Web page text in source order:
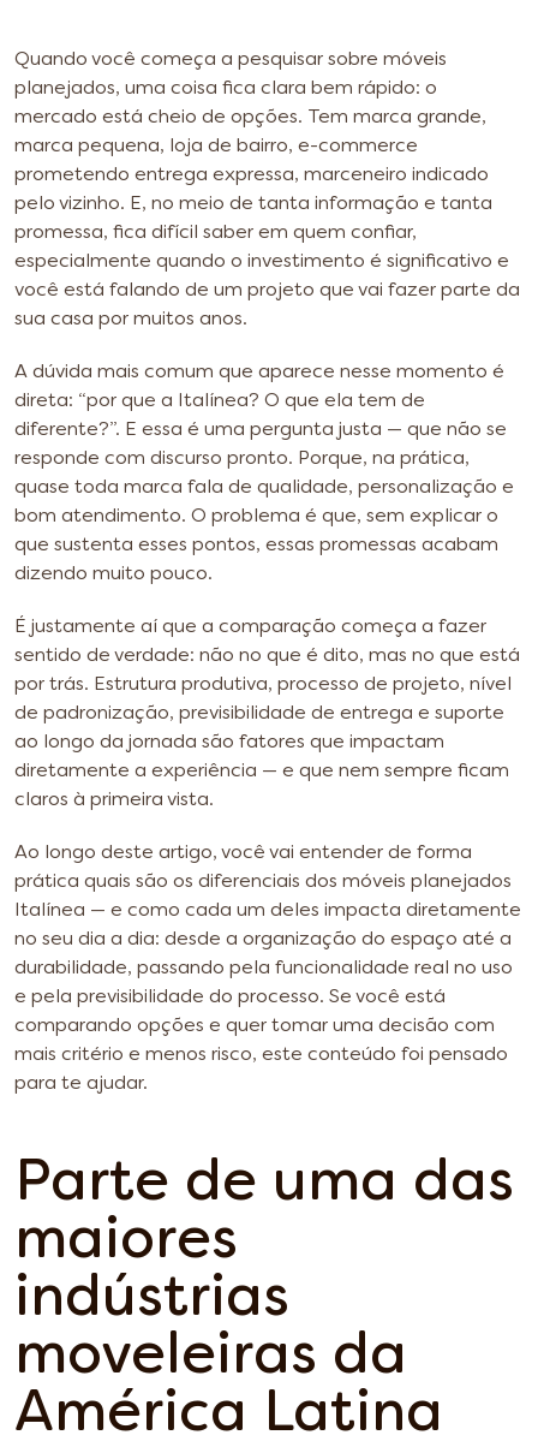
Quando você começa a pesquisar sobre móveis
planejados, uma coisa fica clara bem rápido: o
mercado está cheio de opções. Tem marca grande,
marca pequena, loja de bairro, e-commerce
prometendo entrega expressa, marceneiro indicado
pelo vizinho. E, no meio de tanta informação e tanta
promessa, fica difícil saber em quem confiar,
especialmente quando o investimento é significativo e
você está falando de um projeto que vai fazer parte da
sua casa por muitos anos.
A dúvida mais comum que aparece nesse momento é
direta: “por que a Italínea? O que ela tem de
diferente?”. E essa é uma pergunta justa — que não se
responde com discurso pronto. Porque, na prática,
quase toda marca fala de qualidade, personalização e
bom atendimento. O problema é que, sem explicar o
que sustenta esses pontos, essas promessas acabam
dizendo muito pouco.
É justamente aí que a comparação começa a fazer
sentido de verdade: não no que é dito, mas no que está
por trás. Estrutura produtiva, processo de projeto, nível
de padronização, previsibilidade de entrega e suporte
ao longo da jornada são fatores que impactam
diretamente a experiência — e que nem sempre ficam
claros à primeira vista.
Ao longo deste artigo, você vai entender de forma
prática quais são os diferenciais dos móveis planejados
Italínea — e como cada um deles impacta diretamente
no seu dia a dia: desde a organização do espaço até a
durabilidade, passando pela funcionalidade real no uso
e pela previsibilidade do processo. Se você está
comparando opções e quer tomar uma decisão com
mais critério e menos risco, este conteúdo foi pensado
para te ajudar.
Parte de uma das
maiores
indústrias
moveleiras da
América Latina